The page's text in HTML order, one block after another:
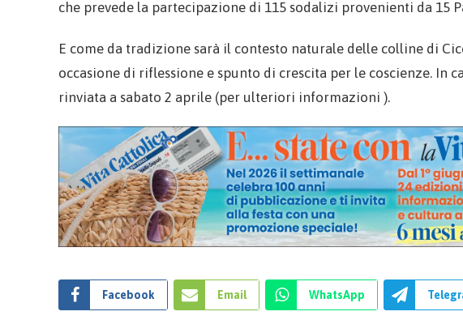
che prevede la partecipazione di 115 sodalizi provenienti da 15
E come da tradizione sarà il contesto naturale delle colline di
occasione di riflessione e spunto di crescita per le coscienze. In
rinviata a sabato 2 aprile (per ulteriori informazioni ).
Facebook Email WhatsApp